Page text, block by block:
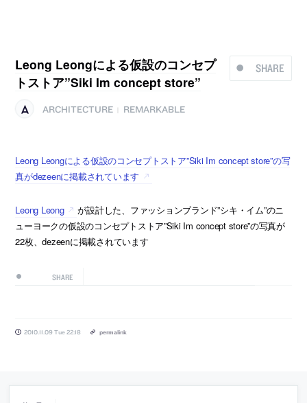
SHARE
Leong Leongによる仮設のコンセプ
トストア”Siki Im concept store”
ARCHITECTURE REMARKABLE
Leong Leongによる仮設のコンセプトストア”Siki Im concept store”の写
真がdezeenに掲載されています
Leong Leong
が設計した、ファッションブランド”シキ・イム”のニ
ューヨークの仮設のコンセプトストア”Siki Im concept store”の写真が
22枚、dezeenに掲載されています
SHARE
2010.11.09 Tue 22:18 permalink